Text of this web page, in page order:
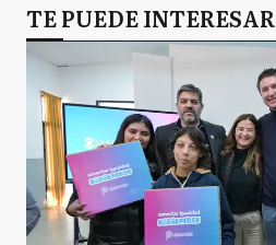
TE PUEDE INTERESAR